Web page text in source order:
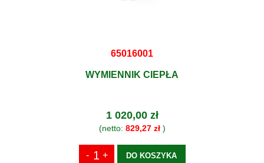
65016001
WYMIENNIK CIEPŁA
1 020,00 zł
(netto: 829,27 zł)
DO KOSZYKA